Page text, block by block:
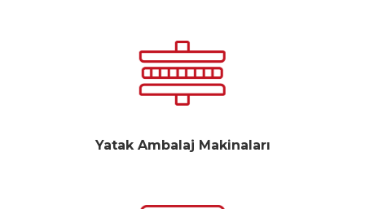
Yatak Ambalaj Makinaları